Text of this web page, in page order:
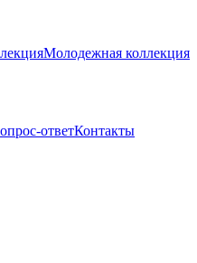
Молодежная коллекция
ответКонтакты